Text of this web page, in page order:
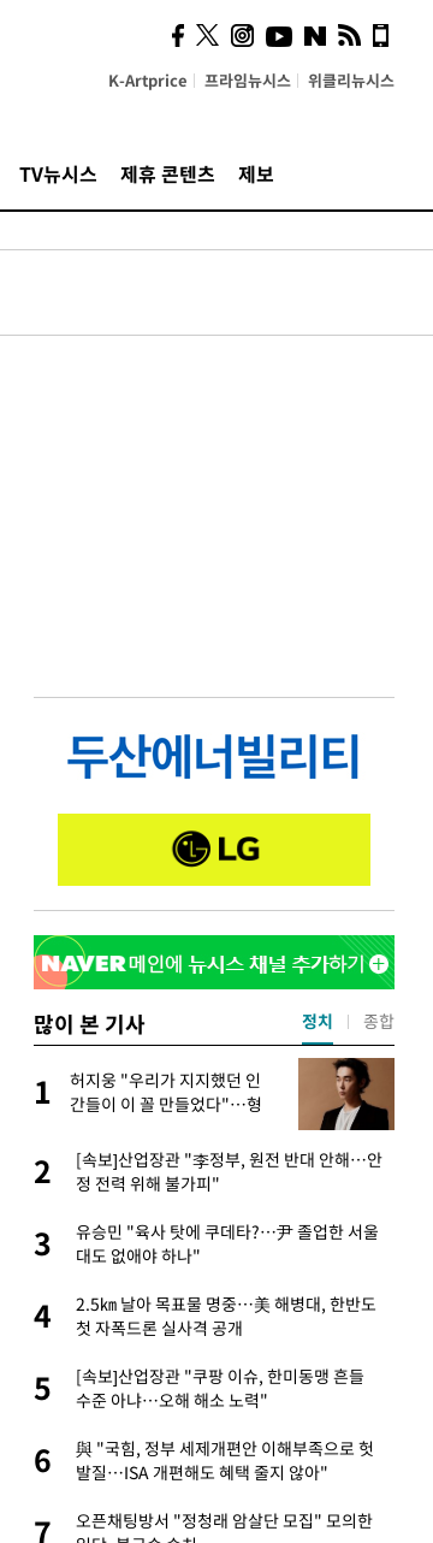
K-Artprice 프라임뉴시스 위클리뉴시스
TV뉴시스 제휴 콘텐츠 제보
많이 본 기사
1
허지웅 "우리가 지지했던 인
간들이 이 꼴 만들었다"…형
2
[속보]산업장관 "李정부, 원전 반대 안해…안
정 전력 위해 불가피"
3
유승민 "육사 탓에 쿠데타?…尹 졸업한 서울
대도 없애야 하나"
4
2.5㎞ 날아 목표물 명중…美 해병대, 한반도
첫 자폭드론 실사격 공개
5
[속보]산업장관 "쿠팡 이슈, 한미동맹 흔들
수준 아냐…오해 해소 노력"
6
與 "국힘, 정부 세제개편안 이해부족으로 헛
발질…ISA 개편해도 혜택 줄지 않아"
7
오픈채팅방서 "정청래 암살단 모집" 모의한
정치 종합